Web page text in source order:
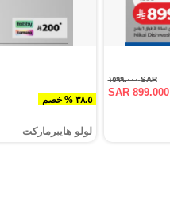
SAR ١٥٩٩.٠٠٠
SAR 899.000
٣٨.٥ % خصم
لولو هايبرماركت